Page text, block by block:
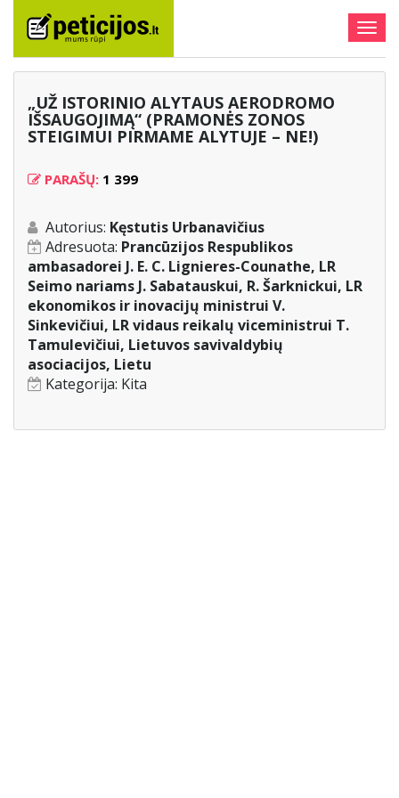
„UŽ ISTORINIO ALYTAUS AERODROMO
IŠSAUGOJIMĄ“ (PRAMONĖS ZONOS
STEIGIMUI PIRMAME ALYTUJE – NE!)
PARAŠŲ: 1 399
Autorius: Kęstutis Urbanavičius
Adresuota: Prancūzijos Respublikos
ambasadorei J. E. C. Lignieres-Counathe, LR
Seimo nariams J. Sabatauskui, R. Šarknickui, LR
ekonomikos ir inovacijų ministrui V.
Sinkevičiui, LR vidaus reikalų viceministrui T.
Tamulevičiui, Lietuvos savivaldybių
asociacijos, Lietu
Kategorija: Kita